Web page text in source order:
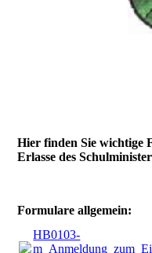
Hier finden Sie wichtige
Erlasse des
Formulare allgemein:
HB0103-